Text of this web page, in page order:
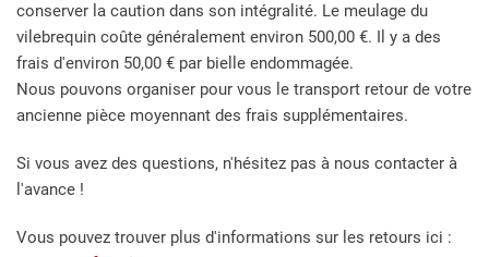
conserver la caution dans son intégralité. Le meulage du
vilebrequin coûte généralement environ 500,00 €. Il y a des
frais d'environ 50,00 € par bielle endommagée.
Nous pouvons organiser pour vous le transport retour de votre
ancienne pièce moyennant des frais supplémentaires.
Si vous avez des questions, n'hésitez pas à nous contacter à
l'avance !
Vous pouvez trouver plus d'informations sur les retours ici :